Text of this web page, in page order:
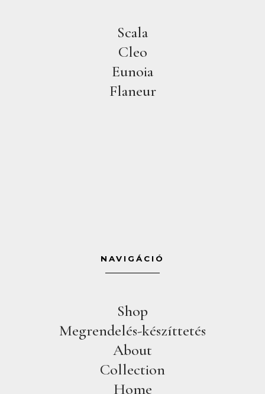
Scala
Cleo
Eunoia
Flaneur
NAVIGÁCIÓ
Shop
Megrendelés-készíttetés
About
Collection
Home